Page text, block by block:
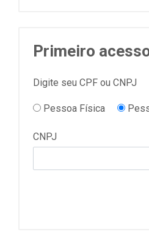
Primeiro
Digite seu CPF ou CNPJ
Pessoa Física
CNPJ